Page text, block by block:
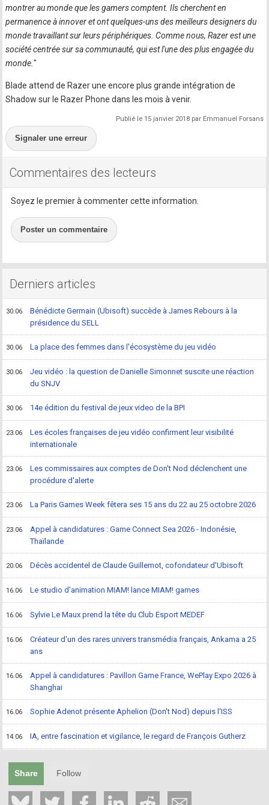
montrer au monde que les gamers comptent. Ils cherchent en
permanence à innover et ont quelques-uns des meilleurs designers du
monde travaillant sur leurs périphériques. Comme nous, Razer est une
société centrée sur sa communauté, qui est l'une des plus engagée du
monde."
Blade attend de Razer une encore plus grande intégration de
Shadow sur le Razer Phone dans les mois à venir.
Publié le 15 janvier 2018 par Emmanuel Forsans
Signaler une erreur
Commentaires des lecteurs
Soyez le premier à commenter cette information.
Poster un commentaire
Derniers articles
30.06
Bénédicte Germain (Ubisoft) succède à James Rebours à la
présidence du SELL
30.06 La place des femmes dans l'écosystème du jeu vidéo
30.06
Jeu vidéo : la question de Danielle Simonnet suscite une réaction
du SNJV
30.06 14e édition du festival de jeux video de la BPI
23.06
Les écoles françaises de jeu vidéo confirment leur visibilité
internationale
23.06
Les commissaires aux comptes de Don't Nod déclenchent une
procédure d'alerte
23.06 La Paris Games Week fêtera ses 15 ans du 22 au 25 octobre 2026
23.06
Appel à candidatures : Game Connect Sea 2026 - Indonésie,
Thaïlande
20.06 Décès accidentel de Claude Guillemot, cofondateur d'Ubisoft
16.06 Le studio d'animation MIAM! lance MIAM! games
16.06 Sylvie Le Maux prend la tête du Club Esport MEDEF
16.06
Créateur d'un des rares univers transmédia français, Ankama a 25
ans
16.06
Appel à candidatures : Pavillon Game France, WePlay Expo 2026 à
Shanghai
16.06 Sophie Adenot présente Aphelion (Don't Nod) depuis l'ISS
14.06 IA, entre fascination et vigilance, le regard de François Gutherz
Share Follow